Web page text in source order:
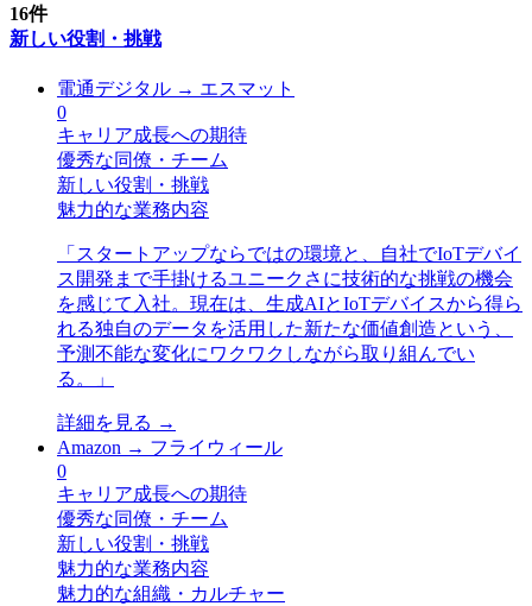
16件
新しい役割・挑戦
電通デジタル → エスマット
0
キャリア成長への期待
優秀な同僚・チーム
新しい役割・挑戦
魅力的な業務内容
「 スタートアップならではの環境と、自社でIoTデバイ
ス開発まで手掛けるユニークさに技術的な挑戦の機会
を感じて入社。現在は、生成AIとIoTデバイスから得ら
れる独自のデータを活用した新たな価値創造という、
予測不能な変化にワクワクしながら取り組んでい
る。
」
詳細を見る →
Amazon → フライウィール
0
キャリア成長への期待
優秀な同僚・チーム
新しい役割・挑戦
魅力的な業務内容
魅力的な組織・カルチャー